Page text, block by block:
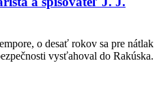
o desať rokov sa pre nátlak
vysťahoval do Rakúska.